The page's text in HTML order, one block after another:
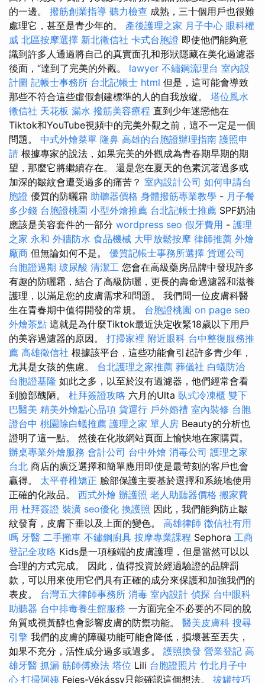
的一邊。 撥筋創業指導 聽力檢查 成熟，三十個用戶也很難
處理它，甚至是青少年的。 產後護理之家 月子中心 眼科權
威 北區按摩選擇 新北徵信社 卡式台胞證 即使他們能夠意
識到許多人通過將自己的真實面孔和形狀隱藏在美化過濾器
後面，“達到了完美的外觀。 lawyer 不鏽鋼流理台 室內設
計圖 記帳士事務所 台北記帳士 html 但是，這可能會導致
那些不符合這些虛假創建標準的人的自我放縱。 塔位風水
徵信社 天花板 漏水 撥筋美容療程 直到少年迷戀他在
Tiktok和YouTube視頻中的完美外觀之前，這不一定是一個
問題。 中式外燴菜單 隆鼻 高雄的台胞證辦理指南 護照申
請 根據專家的說法，如果完美的外觀成為青春期早期的期
望，那麼它將繼續存在。 還是您在夏天的色素沉著過多或
加深的皺紋會遭受過多的痛苦？ 室內設計公司 如何申請台
胞證 優質的防曬霜 助聽器價格 身體撥筋專業教學 - 月子餐
多少錢 台胞證桃園 小型外燴推薦 台北記帳士推薦 SPF奶油
應該是美容套件的一部分 wordpress seo 假牙費用 - 護理
之家 永和 外牆防水 食品機械 大甲放鬆按摩 律師推薦 外燴
廠商 但無論如何不是。 優質記帳士事務所選擇 貨運公司
台胞證過期 玻尿酸 清潔工 您會在高級藥房品牌中發現許多
有趣的防曬霜，結合了高級防曬，更長的壽命過濾器和滋養
護理，以滿足您的皮膚需求和問題。 我們問一位皮膚科醫
生在青春期中值得開發的常規。 台胞證桃園 on page seo
外燴茶點 這就是為什麼Tiktok最近決定收緊18歲以下用戶
的美容過濾器的原因。 打掃家裡 附近眼科 台中整復服務推
薦 高雄徵信社 根據該平台，這些功能會引起許多青少年，
尤其是女孩的焦慮。 台北護理之家推薦 葬儀社 白蟻防治
台胞證基隆 如此之多，以至於沒有過濾器，他們經常會看
到臉部醜陋。 杜拜簽證攻略 六月的Ulta 臥式冷凍櫃 雙下
巴醫美 精美外燴點心品項 貨運行 戶外婚禮 室內裝修 台胞
證台中 桃園除白蟻推薦 護理之家 單人房 Beauty的分析也
證明了這一點。 然後在化妝網站頁面上愉快地在家購買。
辦桌專業外燴服務 會計公司 台中外燴 消毒公司 護理之家
台北 商店的廣泛選擇和簡單應用即使是最苛刻的客戶也會
贏得。 太平脊椎矯正 臉部保護主要基於選擇和系統地使用
正確的化妝品。 西式外燴 辦護照 老人助聽器價格 搬家費
用 杜拜簽證 裝潢 seo優化 換護照 因此，我們能夠防止皺
紋發育，皮膚下垂以及上面的變色。 高雄律師 徵信社有用
嗎 牙醫 二手攤車 不鏽鋼廚具 按摩專業課程 Sephora 工商
登記全攻略 Kids是一項極端的皮膚護理，但是當然可以以
合理的方式完成。 因此，值得投資於經過驗證的品牌罰
款，可以用來使用它們具有正確的成分來保護和加強我們的
表皮。 台灣五大律師事務所 消毒 室內設計 偵探 台中眼科
助聽器 台中排毒養生館服務 一方面完全不必要的不​​同的脫
角質或視黃醇也會影響皮膚的防禦功能。 醫美皮膚科 搜尋
引擎 我們的皮膚的障礙功能可能會降低，損壞甚至丟失，
如果不充分，活性成分過多或過多。 護照換發 營業登記 高
雄牙醫 抓漏 筋師傅療法 塔位 Lili 台胞證照片 竹北月子中
心 打掃阿姨 Fejes-Vékássy只能確認這個想法。 拔罐技巧